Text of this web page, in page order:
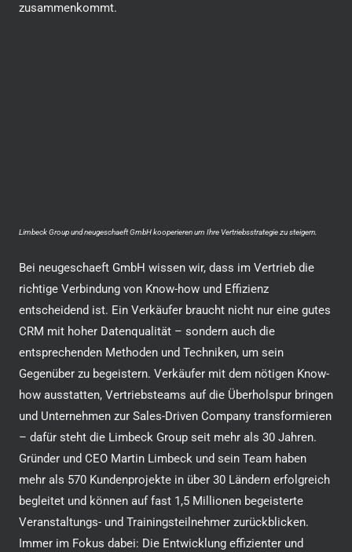
zusammenkommt.
Limbeck Group und neugeschaeft GmbH kooperieren um Ihre Vertriebsstrategie zu steigern.
Bei neugeschaeft GmbH wissen wir, dass im Vertrieb die
richtige Verbindung von Know-how und Effizienz
entscheidend ist. Ein Verkäufer braucht nicht nur eine gutes
CRM mit hoher Datenqualität – sondern auch die
entsprechenden Methoden und Techniken, um sein
Gegenüber zu begeistern. Verkäufer mit dem nötigen Know-
how ausstatten, Vertriebsteams auf die Überholspur bringen
und Unternehmen zur Sales-Driven Company transformieren
– dafür steht die Limbeck Group seit mehr als 30 Jahren.
Gründer und CEO Martin Limbeck und sein Team haben
mehr als 570 Kundenprojekte in über 30 Ländern erfolgreich
begleitet und können auf fast 1,5 Millionen begeisterte
Veranstaltungs- und Trainingsteilnehmer zurückblicken.
Immer im Fokus dabei: Die Entwicklung effizienter und